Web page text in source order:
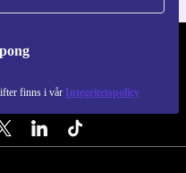
finns i vår Integritetspolicy
RETHINK NEW.